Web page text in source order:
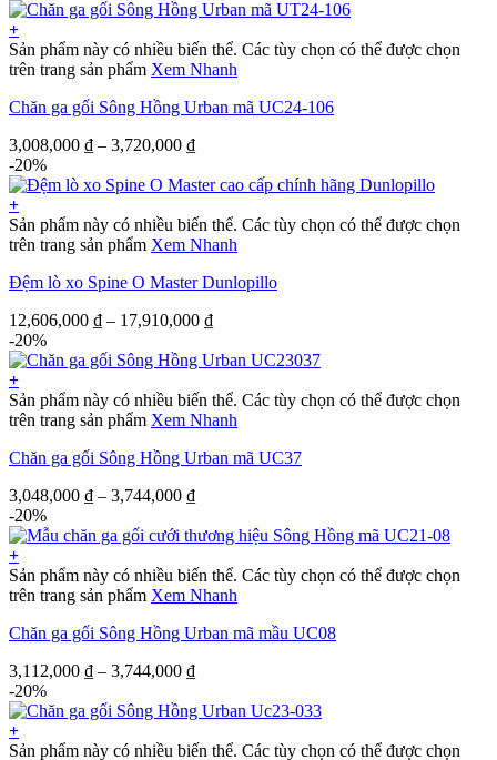
+
Sản phẩm này có nhiều biến thể. Các tùy chọn có thể được chọn
trên trang sản phẩm Xem Nhanh
Chăn ga gối Sông Hồng Urban mã UC24-106
3,008,000 ₫ – 3,720,000 ₫
-20%
+
Sản phẩm này có nhiều biến thể. Các tùy chọn có thể được chọn
trên trang sản phẩm Xem Nhanh
Đệm lò xo Spine O Master Dunlopillo
12,606,000 ₫ – 17,910,000 ₫
-20%
+
Sản phẩm này có nhiều biến thể. Các tùy chọn có thể được chọn
trên trang sản phẩm Xem Nhanh
Chăn ga gối Sông Hồng Urban mã UC37
3,048,000 ₫ – 3,744,000 ₫
-20%
+
Sản phẩm này có nhiều biến thể. Các tùy chọn có thể được chọn
trên trang sản phẩm Xem Nhanh
Chăn ga gối Sông Hồng Urban mã mầu UC08
3,112,000 ₫ – 3,744,000 ₫
-20%
+
Sản phẩm này có nhiều biến thể. Các tùy chọn có thể được chọn